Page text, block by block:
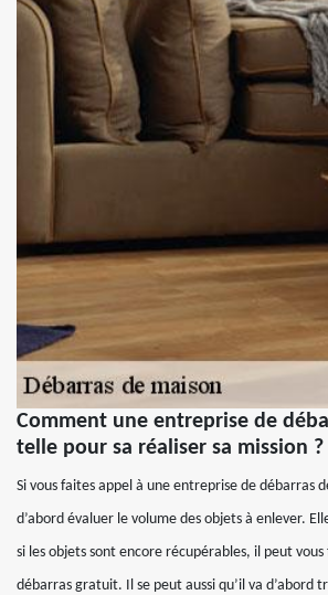
Comment une entreprise de
telle pour sa réaliser sa mission ?
Si vous faites appel à une entreprise de débarras
d’abord évaluer le volume des objets à enlever.
si les objets sont encore récupérables, il peut
débarras gratuit. Il se peut aussi qu’il va d’abord